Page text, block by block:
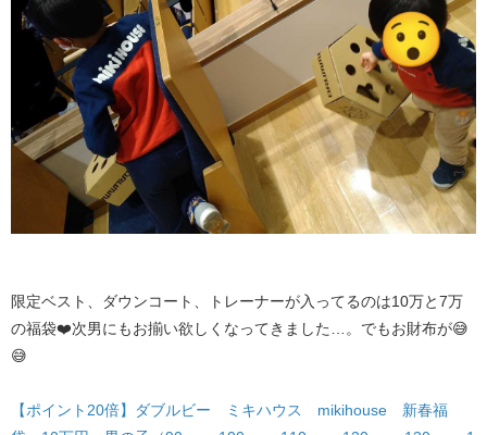
限定ベスト、ダウンコート、トレーナーが入ってるのは10万と7万
の福袋❤️次男にもお揃い欲しくなってきました…。でもお財布が😅
😅
【ポイント20倍】ダブルビー ミキハウス mikihouse 新春福